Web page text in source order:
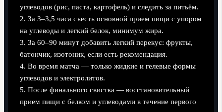
углеводов (рис, паста, картофель) и следить за питьём.
2. За 3–3,5 часа съесть основной прием пищи с упором
на углеводы и легкий белок, минимум жира.
3. За 60–90 минут добавить легкий перекус: фрукты,
батончик, изотоник, если есть рекомендация.
4. Во время матча — только жидкие и гелевые формы
углеводов и электролитов.
5. После финального свистка — восстановительный
прием пищи с белком и углеводами в течение первого